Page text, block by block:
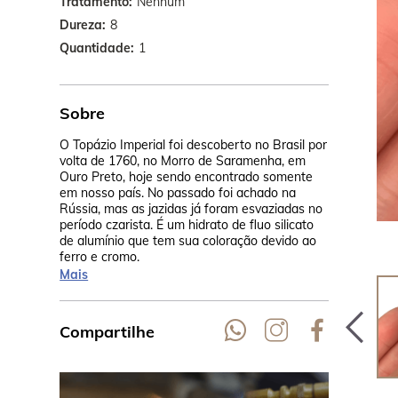
Dureza 8
Quantidade 1
Sobre
O Topázio Imperial foi descoberto no Brasil por
volta de 1760, no Morro de Saramenha, em
Ouro Preto, hoje sendo encontrado somente
em nosso país. No passado foi achado na
Rússia, mas as jazidas já foram esvaziadas no
período czarista. É um hidrato de fluo silicato
de alumínio que tem sua coloração devido ao
ferro e cromo.
A origem
minerador
Imperatriz
paixão foi
pedra do
Mais
Compartilhe